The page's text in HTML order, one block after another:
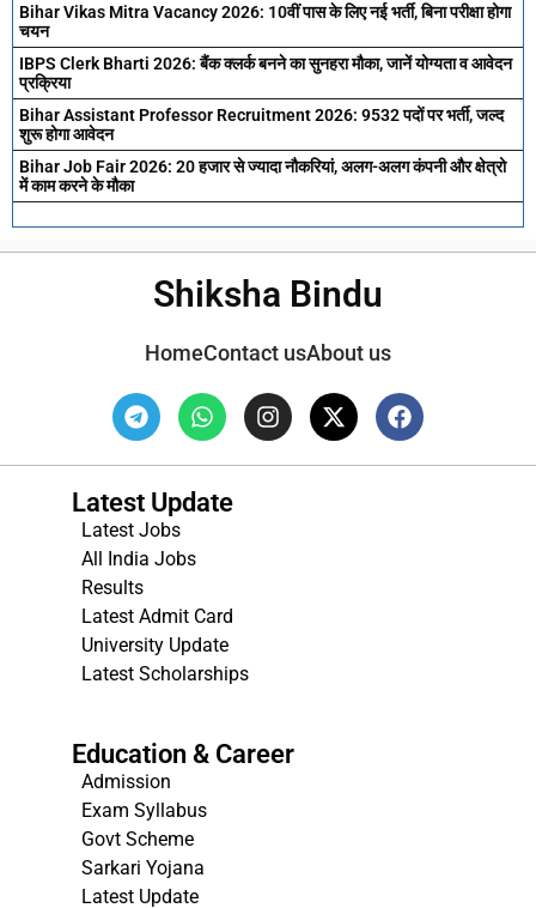
Bihar Vikas Mitra Vacancy 2026: 10वीं पास के लिए नई भर्ती, बिना परीक्षा होगा
चयन
IBPS Clerk Bharti 2026: बैंक क्लर्क बनने का सुनहरा मौका, जानें योग्यता व आवेदन
प्रक्रिया
Bihar Assistant Professor Recruitment 2026: 9532 पदों पर भर्ती, जल्द
शुरू होगा आवेदन
Bihar Job Fair 2026: 20 हजार से ज्यादा नौकरियां, अलग-अलग कंपनी और क्षेत्रो
में काम करने के मौका
Shiksha Bindu
HomeContact usAbout us
Latest Update
Latest Jobs
All India Jobs
Results
Latest Admit Card
University Update
Latest Scholarships
Education & Career
Admission
Exam Syllabus
Govt Scheme
Sarkari Yojana
Latest Update